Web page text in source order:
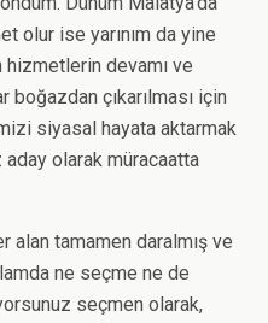
olur ise yarınım da yine
hizmetlerin devamı ve
çıkarılması için
siyasal hayata aktarmak
aday olarak müracaatta
alan tamamen daralmış ve
ne seçme ne de
seçmen olarak,